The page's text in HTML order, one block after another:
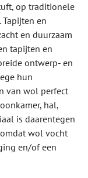
op traditionele
en
en duurzaam
tapijten en
ontwerp- en
hun
van wol perfect
hal,
is daarentegen
wol vocht
en/of een